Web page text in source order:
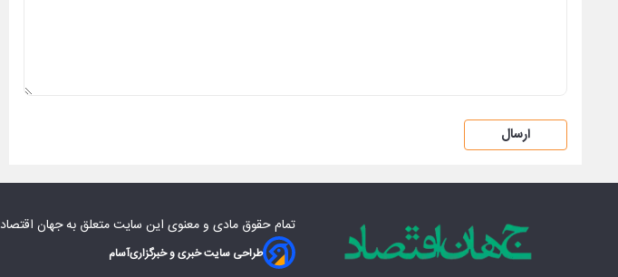
ارسال
تمام حقوق مادی‌ و معنوی این سایت متعلق بهجهان اقتصاد
طراحی سایت خبری و خبرگزاریآسام